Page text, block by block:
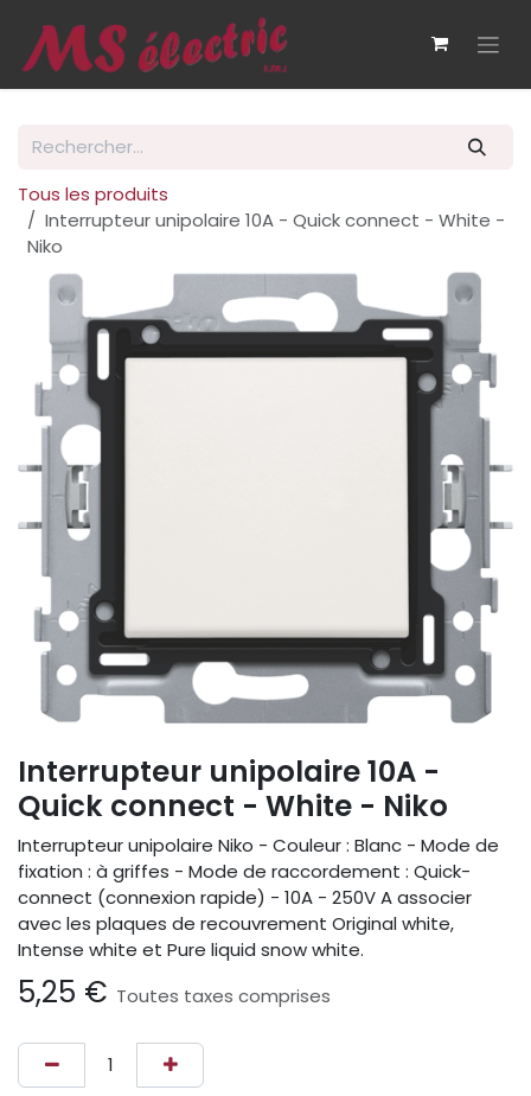
Tous les produits
Interrupteur unipolaire 10A - Quick connect - White -
Niko
Interrupteur unipolaire 10A -
Quick connect - White - Niko
Interrupteur unipolaire Niko - Couleur : Blanc - Mode de
fixation : à griffes - Mode de raccordement : Quick-
connect (connexion rapide) - 10A - 250V A associer
avec les plaques de recouvrement Original white,
Intense white et Pure liquid snow white.
5,25 € Toutes taxes comprises